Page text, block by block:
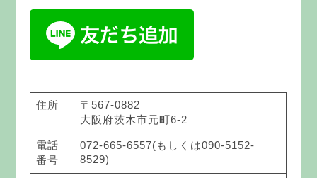
住所
〒567-0882
大阪府茨木市元町6-2
電話
番号
072-665-6557(もしくは090-5152-
8529)